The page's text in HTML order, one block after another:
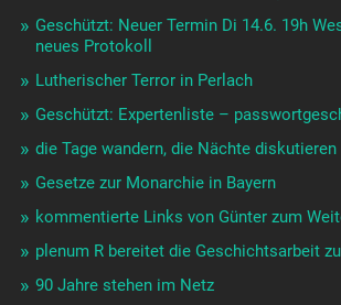
Geschützt: Neuer Termin Di 14.6. 19h
neues Protokoll
Lutherischer Terror in Perlach
Geschützt: Expertenliste –
die Tage wandern, die Nächte diskutieren
Gesetze zur Monarchie in Bayern
kommentierte Links von Günter zum
plenum R bereitet die Geschichtsarbeit
90 Jahre stehen im Netz